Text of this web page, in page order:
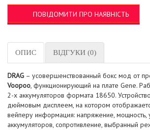
ПОВІДОМИТИ ПРО НАЯВНІСТЬ
ОПИС ВІДГУКИ (0)
DRAG – усовершенствованный бокс мод от
Voopoo, функционирующий на плате Gene.
2-х аккумуляторов формата 18650.
дюймовым дисплеем, на котором
вейперу информация: напряжение, мощность,
аккумуляторов, сопротивление, выбранный